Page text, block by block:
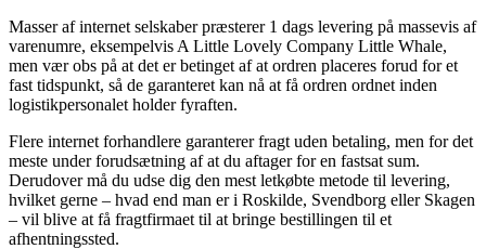
Masser af internet selskaber præsterer 1 dags levering på massevis af
varenumre, eksempelvis A Little Lovely Company Little Whale,
men vær obs på at det er betinget af at ordren placeres forud for et
fast tidspunkt, så de garanteret kan nå at få ordren ordnet inden
logistikpersonalet holder fyraften.
Flere internet forhandlere garanterer fragt uden betaling, men for det
meste under forudsætning af at du aftager for en fastsat sum.
Derudover må du udse dig den mest letkøbte metode til levering,
hvilket gerne – hvad end man er i Roskilde, Svendborg eller Skagen
– vil blive at få fragtfirmaet til at bringe bestillingen til et
afhentningssted.